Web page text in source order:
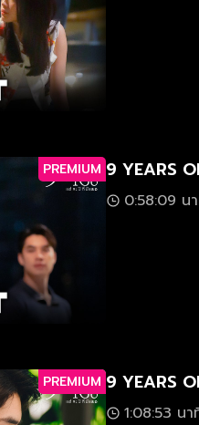
PREMIUM 9 YEARS
0:58:09 น
PREMIUM 9 YEARS
1:08:53 นา